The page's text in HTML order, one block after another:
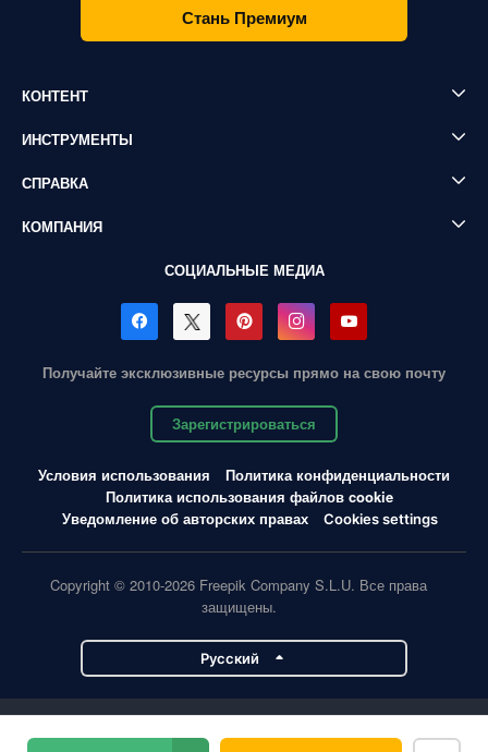
Стань Премиум
КОНТЕНТ
ИНСТРУМЕНТЫ
СПРАВКА
КОМПАНИЯ
СОЦИАЛЬНЫЕ МЕДИА
Получайте эксклюзивные ресурсы прямо на свою почту
Зарегистрироваться
Условия использования
Политика конфиденциальности
Политика использования файлов cookie
Уведомление об авторских правах
Cookies settings
Copyright © 2010-2026 Freepik Company S.L.U. Все права
защищены.
Pусский